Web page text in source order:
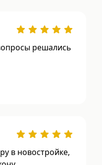
решались
в новостройке,